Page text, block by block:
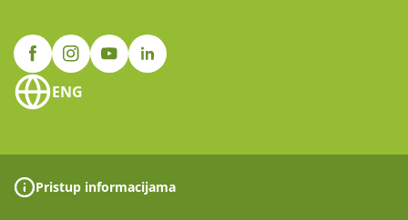
ENG
Pristup informacijama